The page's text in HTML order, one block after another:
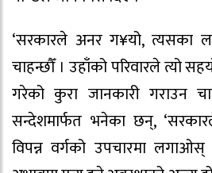
‘सरकारले अनर ग¥यो, त्यसका
चाहन्छौँ । उहाँको परिवारले त्यो
गरेको कुरा जानकारी गराउन
सन्देशमार्फत भनेका छन्,
विपन्न वर्गको उपचारमा